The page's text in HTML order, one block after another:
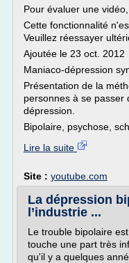
Pour évaluer une
Cette fonctionnalité
Veuillez réessayer
Ajoutée le 23 oct. 2012
Maniaco-dépression
Présentation de la
personnes à se passer
dépression.
Bipolaire, psychose,
Lire la suite
Site : youtube.com
La dépression
l’industrie ...
Le trouble bipolaire
touche une part très
qu'il y a quelques